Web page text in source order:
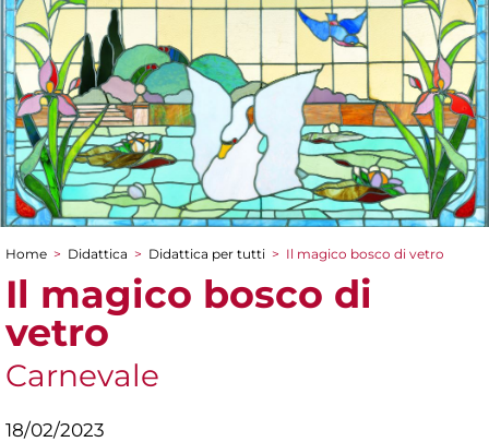
Tu sei qui
Home > Didattica > Didattica per tutti > Il magico bosco di vetro
Il magico bosco di
vetro
Carnevale
18/02/2023